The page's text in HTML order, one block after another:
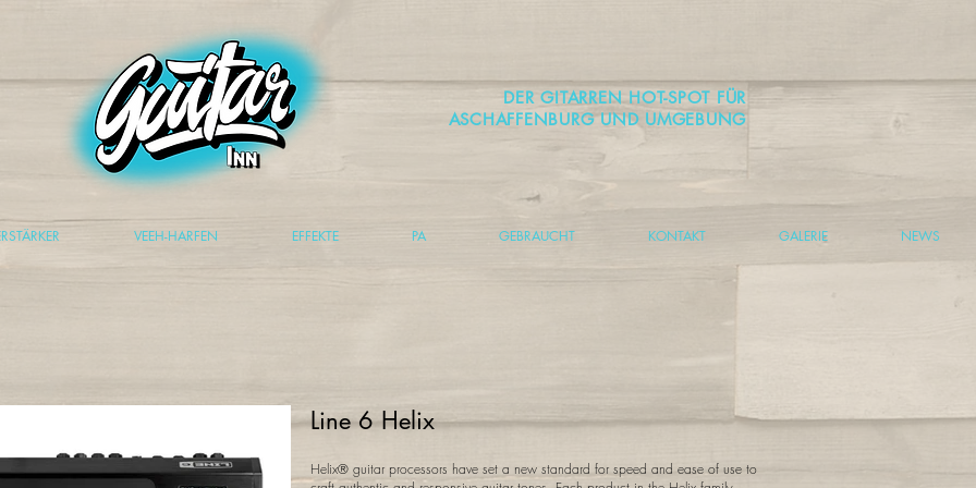
DER GITARREN HOT-SPOT FÜR
ASCHAFFENBURG UND UMGEBUNG
VEEH-HARFEN EFFEKTE PA GEBRAUCHT KONTAKT GALERIE NEWS
Line 6 Helix
Helix® guitar processors have set a new standard for speed and ease of use to